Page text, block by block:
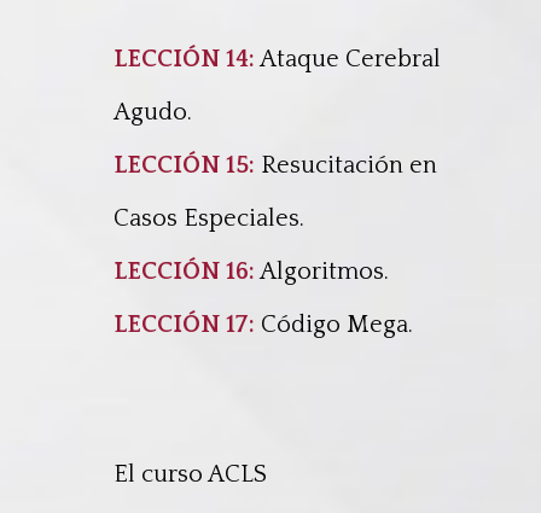
LECCIÓN 14: Ataque Cerebral
Agudo.
LECCIÓN 15: Resucitación en
Casos Especiales.
LECCIÓN 16: Algoritmos.
LECCIÓN 17: Código Mega.
El curso ACLS